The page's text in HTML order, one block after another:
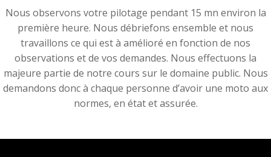
Nous observons votre pilotage pendant 15 mn environ la
première heure. Nous débriefons ensemble et nous
travaillons ce qui est à amélioré en fonction de nos
observations et de vos demandes. Nous effectuons la
majeure partie de notre cours sur le domaine public. Nous
demandons donc à chaque personne d’avoir une moto aux
normes, en état et assurée.